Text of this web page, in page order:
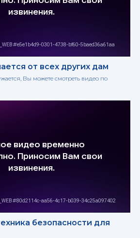
от всех других дам
Вы можете смотреть видео по
безопасности для